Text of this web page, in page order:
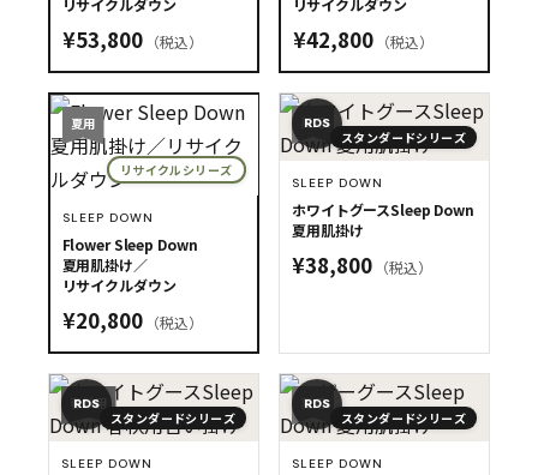
¥53,800 （税込） ¥42,800 （税込）
夏用
リサイクルシリーズ
SLEEP DOWN
Flower Sleep Down
夏用肌掛け／
リサイクルダウン
¥20,800 （税込）
夏用
スタンダードシリーズ
RDS
SLEEP DOWN
ホワイトグースSleep Down
夏用肌掛け
¥38,800 （税込）
春秋用
スタンダードシリーズ
RDS
SLEEP DOWN
夏用
スタンダードシリーズ
RDS
SLEEP DOWN